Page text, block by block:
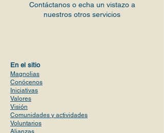
Contáctanos o echa un vistazo a
nuestros otros servicios
En el sitio
Magnolias
Conócenos
Iniciativas
Valores
Visión
Comunidades y actividades
Voluntarios
Alianzas